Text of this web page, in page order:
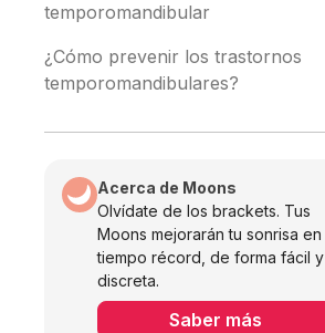
temporomandibular
¿Cómo prevenir los trastornos
temporomandibulares?
Acerca de Moons
Olvídate de los brackets. Tus
Moons mejorarán tu sonrisa en
tiempo récord, de forma fácil y
discreta.
Saber más